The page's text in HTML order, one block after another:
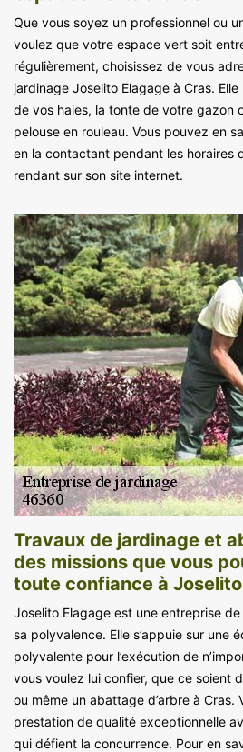
Que vous soyez un professionnel ou
voulez que votre espace vert soit
régulièrement, choisissez de vous
jardinage Joselito Elagage à Cras.
de vos haies, la tonte de votre gazon
pelouse en rouleau. Vous pouvez en
en la contactant pendant les horaires
rendant sur son site internet.
Travaux de jardinage et
des missions que vous
toute confiance à
Joselito Elagage est une entreprise
sa polyvalence. Elle s’appuie sur une
polyvalente pour l’exécution de
vous voulez lui confier, que ce soient
ou même un abattage d’arbre à Cras.
prestation de qualité exceptionnelle
qui défient la concurrence. Pour en